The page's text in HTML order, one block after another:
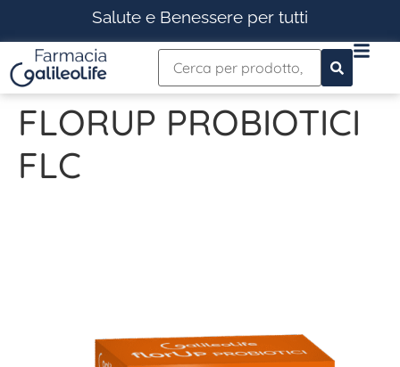
Salute e Benessere per tutti
FLORUP PROBIOTICI
FLC